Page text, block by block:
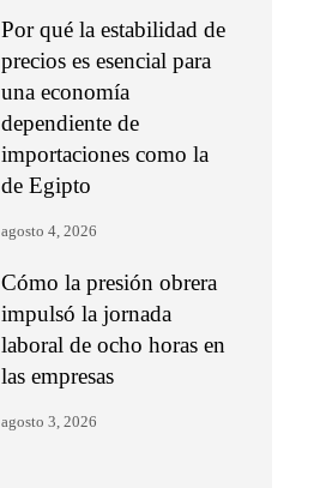
Por qué la estabilidad de
precios es esencial para
una economía
dependiente de
importaciones como la
de Egipto
agosto 4, 2026
Cómo la presión obrera
impulsó la jornada
laboral de ocho horas en
las empresas
agosto 3, 2026